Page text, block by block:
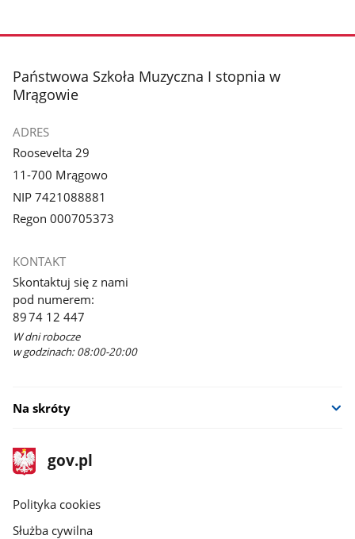
stopka
Państwowa Szkoła Muzyczna I stopnia w
Mrągowie
ADRES
Roosevelta 29
11-700 Mrągowo
NIP 7421088881
Regon 000705373
KONTAKT
Skontaktuj się z nami
pod numerem:
89 74 12 447
W dni robocze
w godzinach: 08:00-20:00
Na skróty
stopka
gov.pl
Strona
gov.pl
gov.pl
Polityka cookies
Służba cywilna